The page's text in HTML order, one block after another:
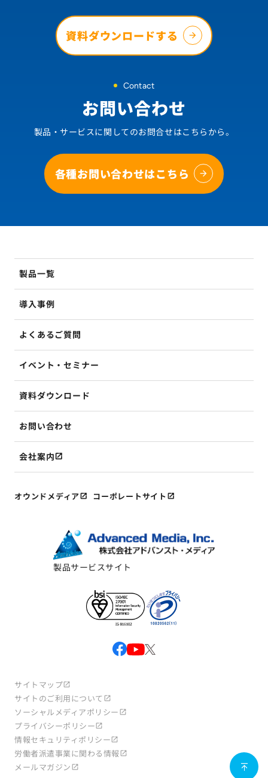
資料ダウンロードする
Contact
お問い合わせ
製品・サービスに関してのお問合せはこちらから。
各種お問い合わせはこちら
製品サービスサイト
製品一覧
導入事例
よくあるご質問
イベント・セミナー
資料ダウンロード
お問い合わせ
会社案内
オウンドメディア コーポレートサイト
サイトマップ
サイトのご利用について
ソーシャルメディアポリシー
プライバシーポリシー
情報セキュリティポリシー
労働者派遣事業に関わる情報
メールマガジン